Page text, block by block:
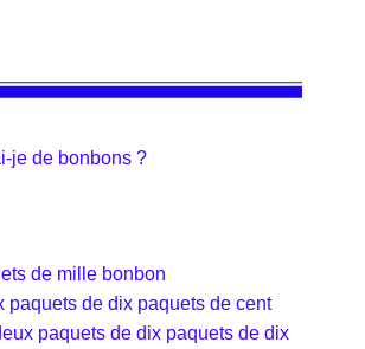
je de bonbons ?
de mille bonbon
de dix paquets de cent
de dix paquets de dix